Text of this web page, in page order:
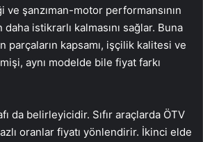
şanzıman-motor performansının
istikrarlı kalmasını sağlar. Buna
parçaların kapsamı, işçilik kalitesi ve
aynı modelde bile fiyat farkı
da belirleyicidir. Sıfır araçlarda ÖTV
oranlar fiyatı yönlendirir. İkinci elde